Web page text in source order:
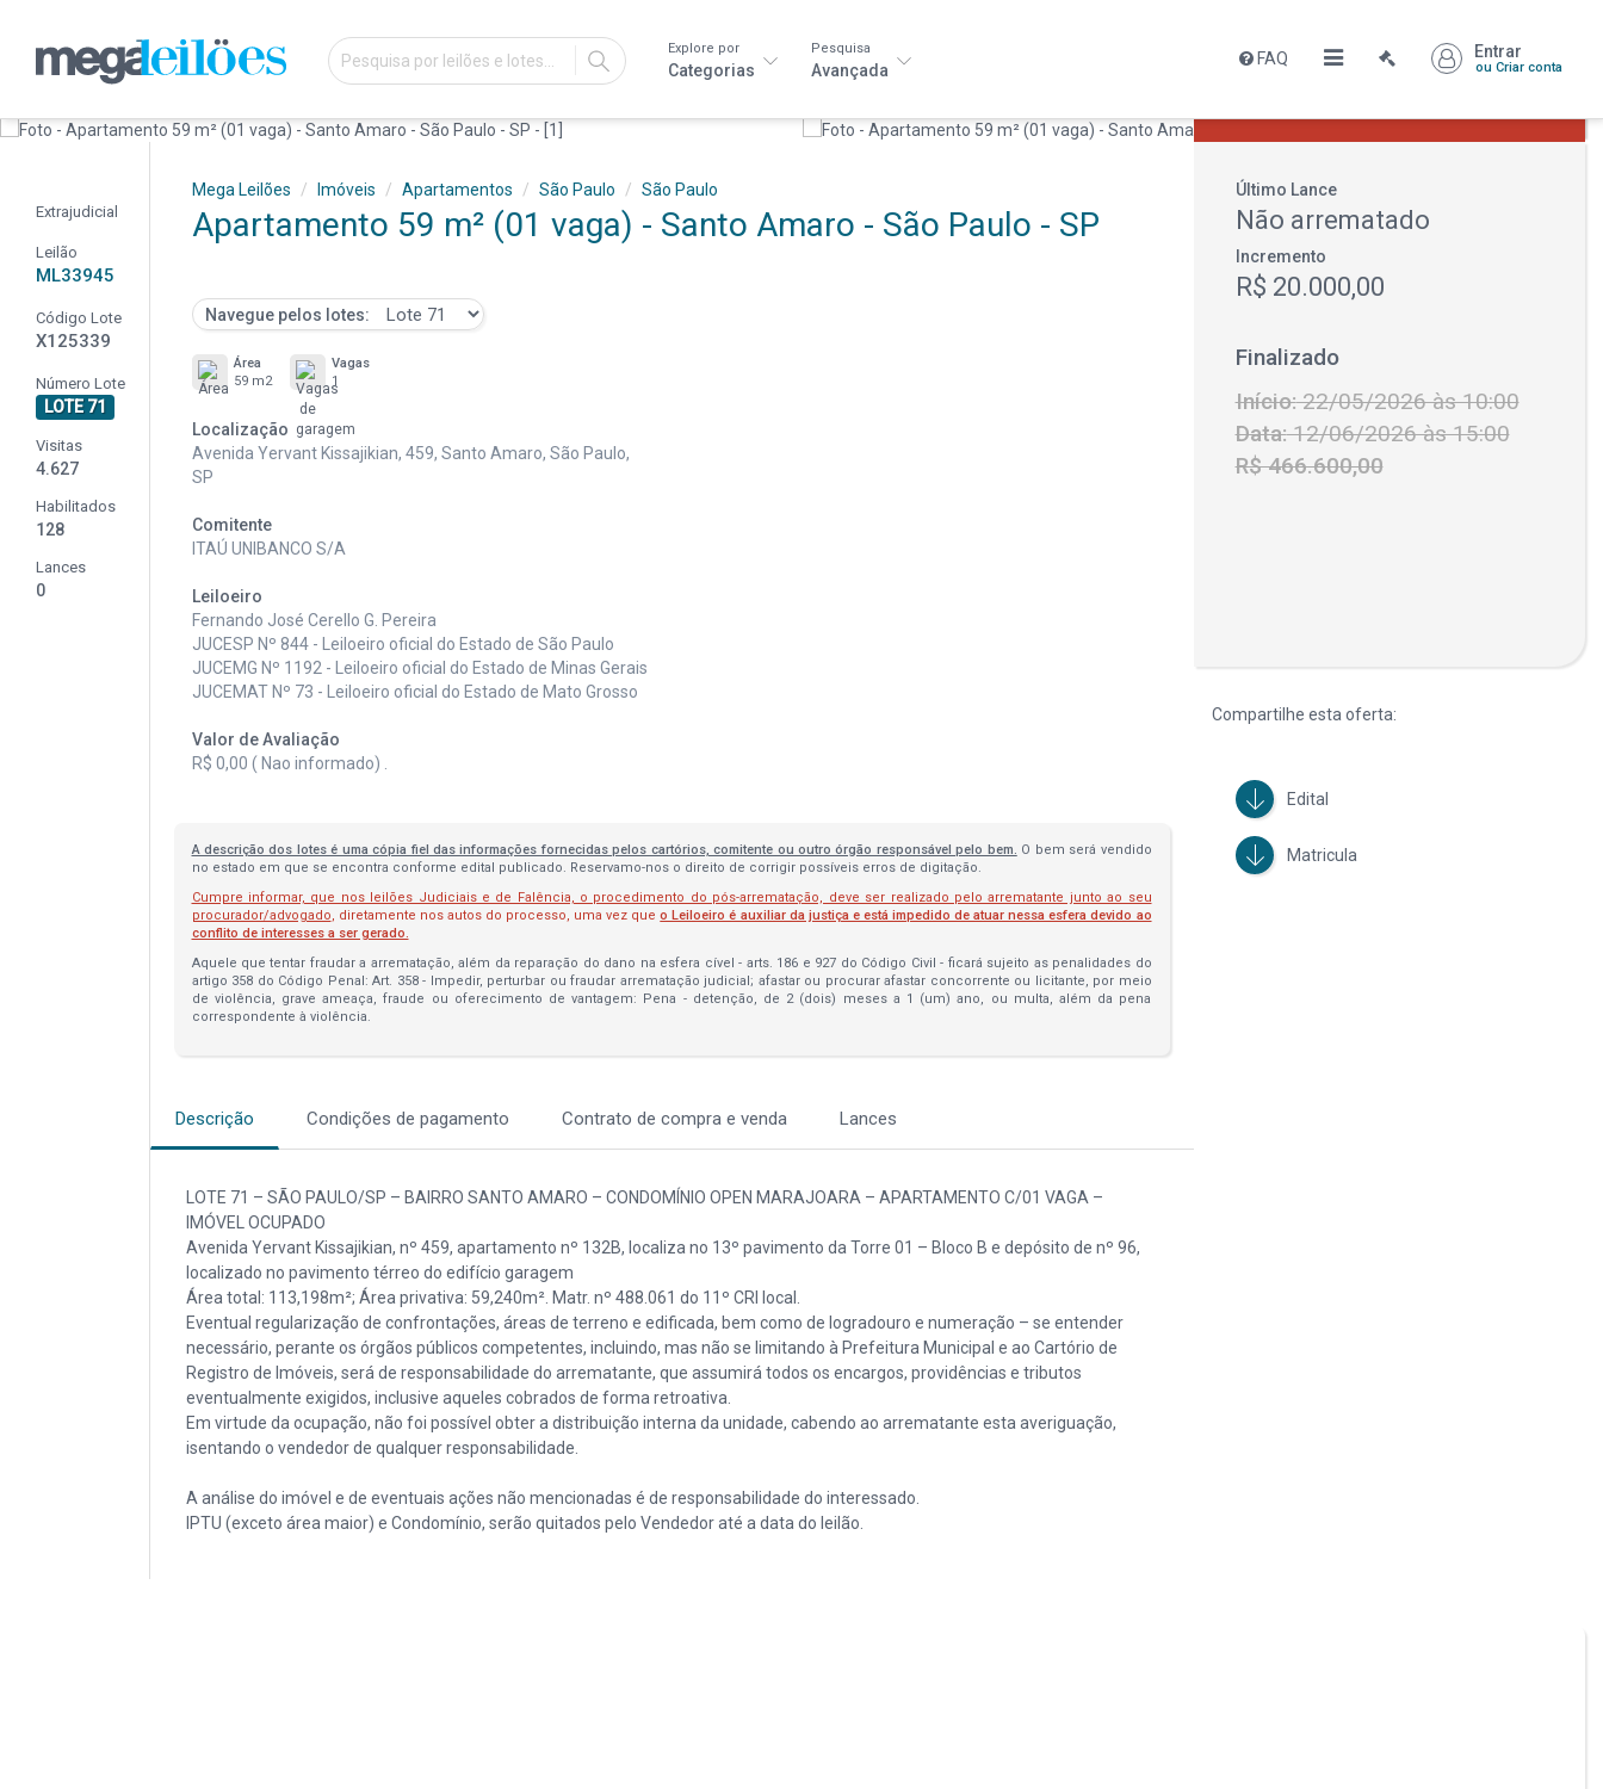
IR
Explore por
Categorias
Pesquisa
Avançada
FAQ Entrar
ou Criar conta
Leilão encerrado
Extrajudicial
Leilão
ML33945
Código Lote
X125339
Número Lote
LOTE 71
Visitas
4.627
Habilitados
128
Lances
0
Mega Leilões Imóveis Apartamentos São Paulo São Paulo
Apartamento 59 m² (01 vaga) - Santo Amaro - São Paulo - SP
Navegue pelos lotes:
Área
59 m2
Vagas
1
Localização
Avenida Yervant Kissajikian, 459, Santo Amaro, São Paulo,
SP
Comitente
ITAÚ UNIBANCO S/A
Leiloeiro
Fernando José Cerello G. Pereira
JUCESP Nº 844 - Leiloeiro oficial do Estado de São Paulo
JUCEMG Nº 1192 - Leiloeiro oficial do Estado de Minas Gerais
JUCEMAT Nº 73 - Leiloeiro oficial do Estado de Mato Grosso
Valor de Avaliação
R$ 0,00 ( Nao informado) .
A descrição dos lotes é uma cópia fiel das informações fornecidas pelos cartórios, comitente ou outro órgão responsável pelo bem. O bem será vendido
no estado em que se encontra conforme edital publicado. Reservamo-nos o direito de corrigir possíveis erros de digitação.
Cumpre informar, que nos leilões Judiciais e de Falência, o procedimento do pós-arrematação, deve ser realizado pelo arrematante junto ao seu
procurador/advogado, diretamente nos autos do processo, uma vez queo Leiloeiro é auxiliar da justiça e está impedido de atuar nessa esfera devido ao
conflito de interesses a ser gerado.
Aquele que tentar fraudar a arrematação, além da reparação do dano na esfera cível - arts. 186 e 927 do Código Civil - ficará sujeito as penalidades do
artigo 358 do Código Penal: Art. 358 - Impedir, perturbar ou fraudar arrematação judicial; afastar ou procurar afastar concorrente ou licitante, por meio
de violência, grave ameaça, fraude ou oferecimento de vantagem: Pena - detenção, de 2 (dois) meses a 1 (um) ano, ou multa, além da pena
correspondente à violência.
Descrição Condições de pagamento Contrato de compra e venda Lances
LOTE 71 – SÃO PAULO/SP – BAIRRO SANTO AMARO – CONDOMÍNIO OPEN MARAJOARA – APARTAMENTO C/01 VAGA –
IMÓVEL OCUPADO
Avenida Yervant Kissajikian, nº 459, apartamento nº 132B, localiza no 13º pavimento da Torre 01 – Bloco B e depósito de nº 96,
localizado no pavimento térreo do edifício garagem
Área total: 113,198m²; Área privativa: 59,240m². Matr. nº 488.061 do 11º CRI local.
Eventual regularização de confrontações, áreas de terreno e edificada, bem como de logradouro e numeração – se entender
necessário, perante os órgãos públicos competentes, incluindo, mas não se limitando à Prefeitura Municipal e ao Cartório de
Registro de Imóveis, será de responsabilidade do arrematante, que assumirá todos os encargos, providências e tributos
eventualmente exigidos, inclusive aqueles cobrados de forma retroativa.
Em virtude da ocupação, não foi possível obter a distribuição interna da unidade, cabendo ao arrematante esta averiguação,
isentando o vendedor de qualquer responsabilidade.
A análise do imóvel e de eventuais ações não mencionadas é de responsabilidade do interessado.
IPTU (exceto área maior) e Condomínio, serão quitados pelo Vendedor até a data do leilão.
Último Lance
Não arrematado
Incremento
R$ 20.000,00
Finalizado
Início:22/05/2026 às 10:00
Data:12/06/2026 às 15:00
R$ 466.600,00
Compartilhe esta oferta:
Edital
Matricula